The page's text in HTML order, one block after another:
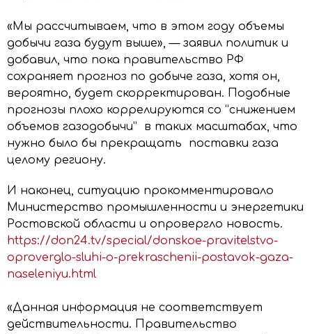
«Мы рассчитываем, что в этом году объемы
добычи газа будут выше», — заявил политик и
добавил, что пока правительство РФ
сохраняет прогноз по добыче газа, хотя он,
вероятно, будет скорректирован. Подобные
прогнозы плохо коррелируются со “снижением
объемов газодобычи” в таких масштабах, что
нужно было бы прекращать поставки газа
целому региону.
И наконец, ситуацию прокомментировало
Министерство промышленности и энергетики
Ростовской области и опровергло новость.
https://don24.tv/special/donskoe-pravitelstvo-
oproverglo-sluhi-o-prekraschenii-postavok-gaza-
naseleniyu.html
«Данная информация не соответствует
действительности. Правительство